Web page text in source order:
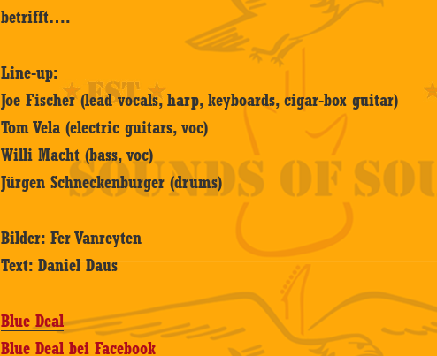
betrifft….
Line-up:
Joe Fischer (lead vocals, harp, keyboards, cigar-box guitar)
Tom Vela (electric guitars, voc)
Willi Macht (bass, voc)
Jürgen Schneckenburger (drums)
Bilder: Fer Vanreyten
Text: Daniel Daus
Blue Deal
Blue Deal bei Facebook